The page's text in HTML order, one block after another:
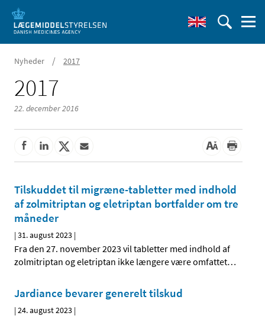
Nyheder / 2017
2017
22. december 2016
Tilskuddet til migræne-tabletter med indhold
af zolmitriptan og eletriptan bortfalder om tre
måneder
|31. august 2023 |
Fra den 27. november 2023 vil tabletter med indhold af
zolmitriptan og eletriptan ikke længere være omfattet…
Jardiance bevarer generelt tilskud
|24. august 2023 |